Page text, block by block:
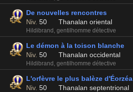
De nouvelles rencontres
Niv. 50 Thanalan oriental
Hildibrand, gentilhomme détective
Le démon à la toison blanche
Niv. 50 Thanalan occidental
Hildibrand, gentilhomme détective
L'orfèvre le plus balèze d'Éorzéa
Niv. 50 Thanalan septentrional